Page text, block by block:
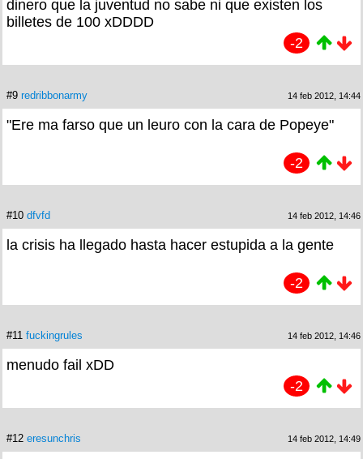
dinero que la juventud no sabe ni que existen los
billetes de 100 xDDDD
-2
#9 redribbonarmy 14 feb 2012, 14:44
"Ere ma farso que un leuro con la cara de Popeye"
-2
#10 dfvfd 14 feb 2012, 14:46
la crisis ha llegado hasta hacer estupida a la gente
-2
#11 fuckingrules 14 feb 2012, 14:46
menudo fail xDD
-2
#12 eresunchris 14 feb 2012, 14:49